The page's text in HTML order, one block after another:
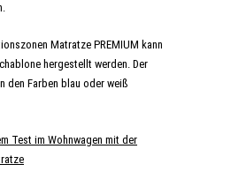
Matratze PREMIUM kann
hergestellt werden. Der
den Farben blau oder weiß
Test im Wohnwagen mit der